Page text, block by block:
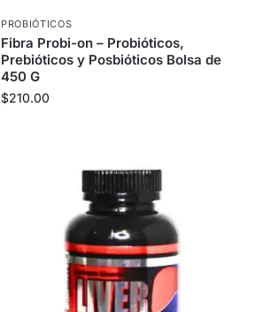
PROBIÓTICOS
Fibra Probi-on – Probióticos,
Prebióticos y Posbióticos Bolsa de
450 G
$210.00